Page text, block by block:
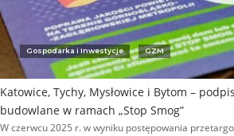
Gospodarka i Inwestycje GZM
Katowice, Tychy, Mysłowice i Bytom –
budowlane w ramach „Stop Smog”
W czerwcu 2025 r. w wyniku postępowania